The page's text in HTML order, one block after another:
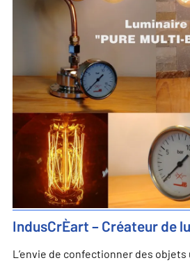
IndusCrÈart – Créateur de
L’envie de confectionner des